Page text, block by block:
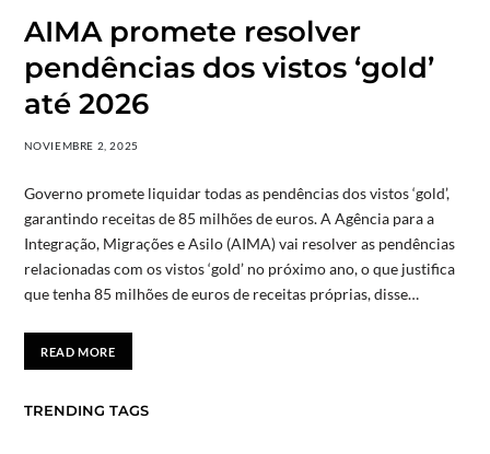
AIMA promete resolver
pendências dos vistos ‘gold’
até 2026
NOVIEMBRE 2, 2025
Governo promete liquidar todas as pendências dos vistos ‘gold’,
garantindo receitas de 85 milhões de euros. A Agência para a
Integração, Migrações e Asilo (AIMA) vai resolver as pendências
relacionadas com os vistos ‘gold’ no próximo ano, o que justifica
que tenha 85 milhões de euros de receitas próprias, disse…
READ MORE
TRENDING TAGS